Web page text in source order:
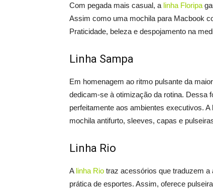
Com pegada mais casual, a linha Floripa
Assim como uma mochila para Macbook
Praticidade, beleza e despojamento na
Linha Sampa
Em homenagem ao ritmo pulsante da
dedicam-se à otimização da rotina. Dessa
perfeitamente aos ambientes executivos.
mochila antifurto, sleeves, capas e
Linha Rio
A linha Rio traz acessórios que traduzem a
prática de esportes. Assim, oferece